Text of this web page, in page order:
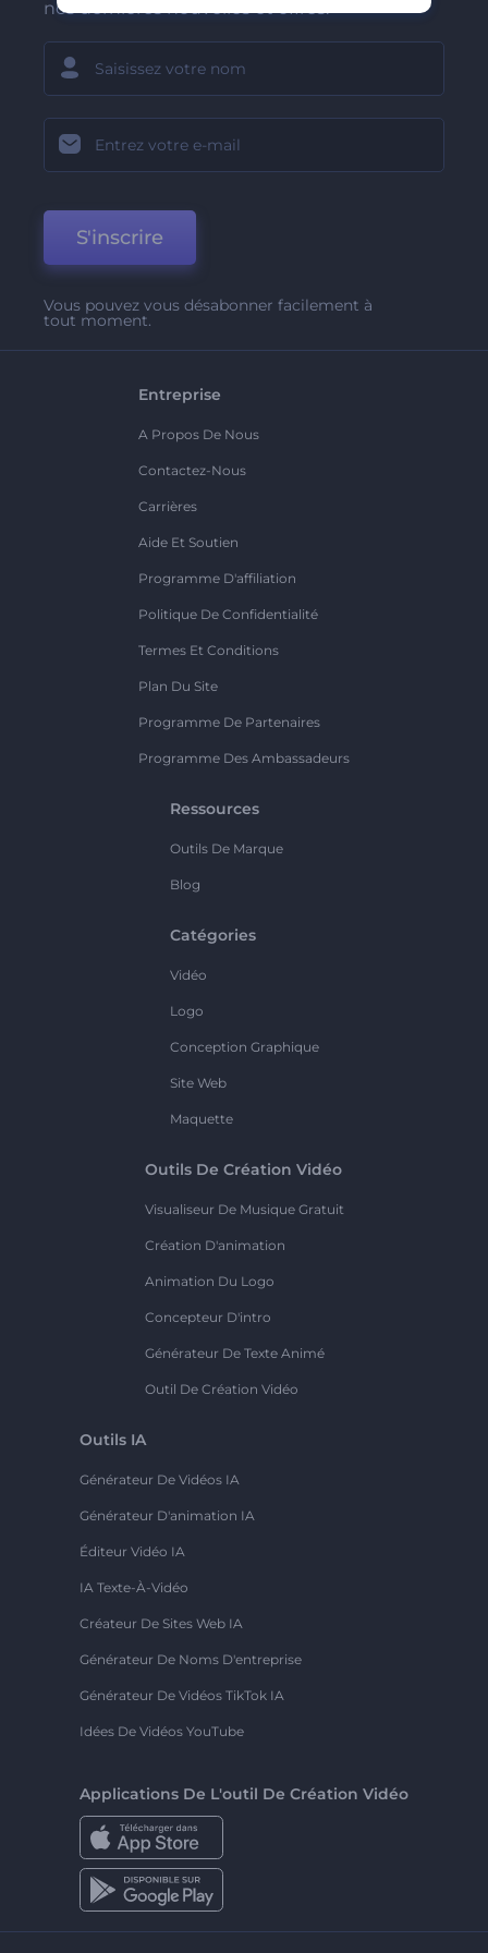
nos dernières nouvelles et offres.
S'inscrire
Vous pouvez vous désabonner facilement à
tout moment.
Entreprise
A Propos De Nous
Contactez-Nous
Carrières
Aide Et Soutien
Programme D'affiliation
Politique De Confidentialité
Termes Et Conditions
Plan Du Site
Programme De Partenaires
Programme Des Ambassadeurs
Ressources
Outils De Marque
Blog
Catégories
Vidéo
Logo
Conception Graphique
Site Web
Maquette
Outils De Création Vidéo
Visualiseur De Musique Gratuit
Création D'animation
Animation Du Logo
Concepteur D'intro
Générateur De Texte Animé
Outil De Création Vidéo
Outils IA
Générateur De Vidéos IA
Générateur D'animation IA
Éditeur Vidéo IA
IA Texte-À-Vidéo
Créateur De Sites Web IA
Générateur De Noms D'entreprise
Générateur De Vidéos TikTok IA
Idées De Vidéos YouTube
Applications De L'outil De Création Vidéo